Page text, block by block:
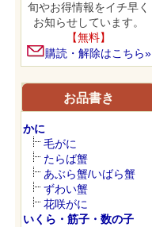
旬やお得情報をイチ早く
お知らせしています。
【無料】
購読・解除はこちら»
お品書き
かに
毛がに
たらば蟹
あぶら蟹/いばら蟹
ずわい蟹
花咲がに
いくら・筋子・数の子